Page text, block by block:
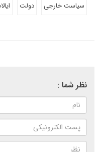
سیاست خارجی
دولت
نظر شما :